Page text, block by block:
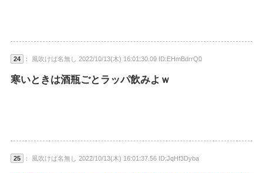
24 ： 風吹けば名無し 2022/10/13(木) 16:01:30.09 ID:EHmBdrrQ0
寒いときは酒瓶ごとラッパ飲みよｗ
25 ： 風吹けば名無し 2022/10/13(木) 16:01:37.56 ID:JqHf3Dyba